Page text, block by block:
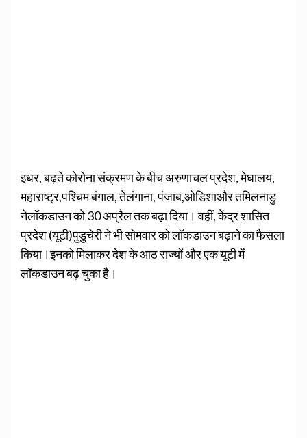
इधर, बढ़ते कोरोना संक्रमण के बीच अरुणाचल प्रदेश, मेघालय,
महाराष्ट्र,पश्चिम बंगाल, तेलंगाना, पंजाब,ओडिशाऔर तमिलनाडु
नेलॉकडाउन को 30 अप्रैल तक बढ़ा दिया। वहीं, केंद्र शासित
प्रदेश (यूटी)पुडुचेरी ने भी सोमवार को लॉकडाउन बढ़ाने का फैसला
किया।इनको मिलाकर देश के आठ राज्यों और एक यूटी में
लॉकडाउन बढ़ चुका है।